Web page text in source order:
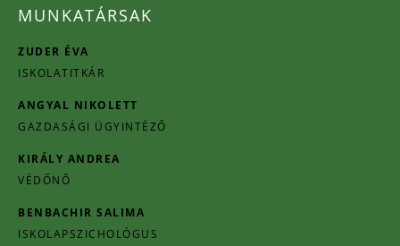
MUNKATÁRSAK
ZUDER ÉVA
ISKOLATITKÁR
ANGYAL NIKOLETT
GAZDASÁGI ÜGYINTÉZŐ
KIRÁLY ANDREA
VÉDŐNŐ
BENBACHIR SALIMA
ISKOLAPSZICHOLÓGUS